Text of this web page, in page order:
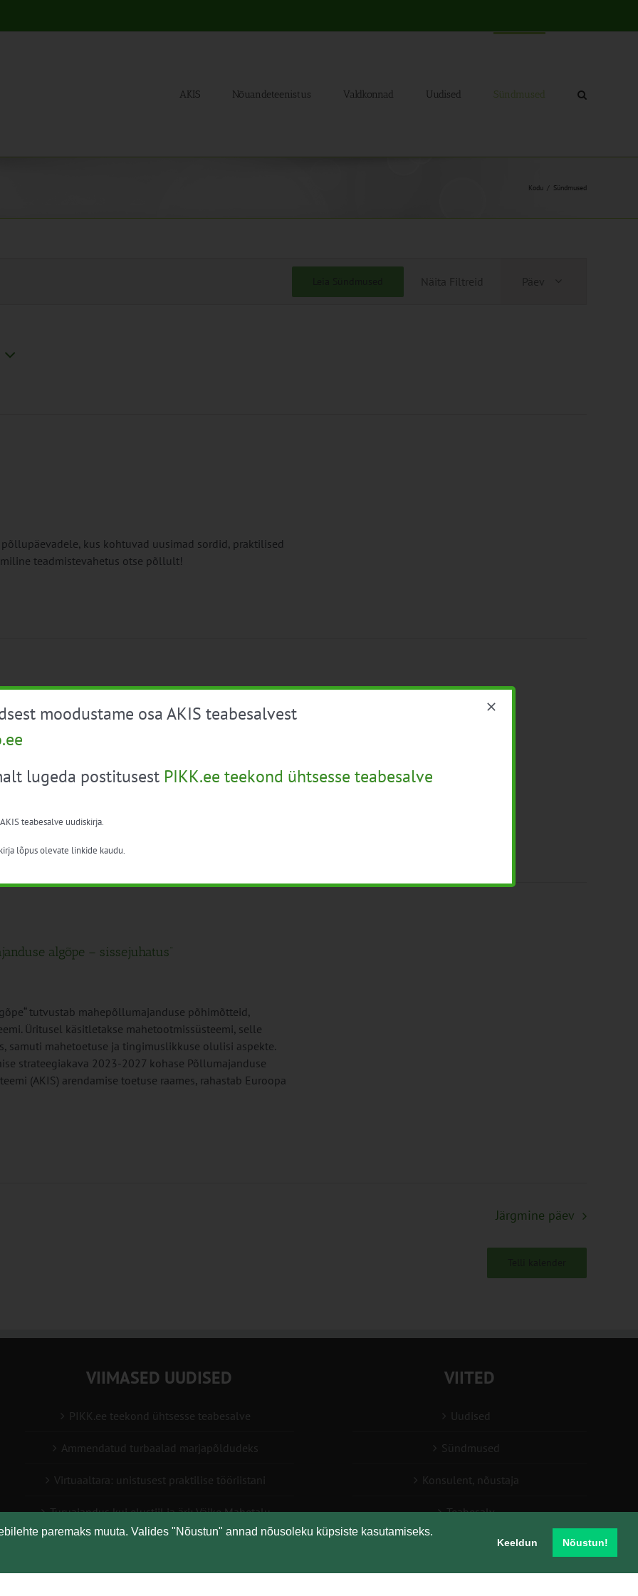
paremaks muuta. Valides "Nõustun" annad nõusoleku küpsiste kasutamiseks.
Keeldun Nõustun!
AKIS Nõuandeteenistus Valdkonnad Uudised Sündmused
Kodu Sündmused
Näita Filtreid
Views
Päev
kus kohtuvad uusimad sordid, praktilised
teadmistevahetus otse põllult!
tootmiskeskkonnast üldhügieeni ja patogeenide
eesmärgiks on tõsta toidutootjate teadlikkust
algõpe – sissejuhatus“
tutvustab mahepõllumajanduse põhimõtteid,
Üritusel käsitletakse mahetootmissüsteemi, selle
samuti mahetoetuse ja tingimuslikkuse olulisi aspekte.
strateegiakava 2023-2027 kohase Põllumajanduse
(AKIS) arendamise toetuse raames, rahastab Euroopa
Järgmine päev
VIIMASED UUDISED
PIKK.ee teekond ühtsesse teabesalve
Ammendatud turbaalad marjapõldudeks
Virtuaaltara: unistusest praktilise tööriistani
Turuaiandus kui elustiil ja äri: Väike Mahetalu
VIITED
Uudised
Sündmused
Konsulent, nõustaja
Teabesalv
Liitu uudiskirjaga
moodustame osa AKIS teabesalvest
lugeda postitusest PIKK.ee teekond ühtsesse teabesalve
teabesalve uudiskirja.
lõpus olevate linkide kaudu.